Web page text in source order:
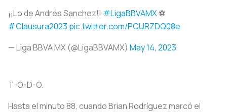
¡¡Lo de Andrés Sanchez!! #LigaBBVAMX⚽
#Clausura2023 pic.twitter.com/PCURZDQ08e
— Liga BBVA MX (@LigaBBVAMX) May 14, 2023
T-O-D-O.
Hasta el minuto 88, cuando Brian Rodríguez marcó el